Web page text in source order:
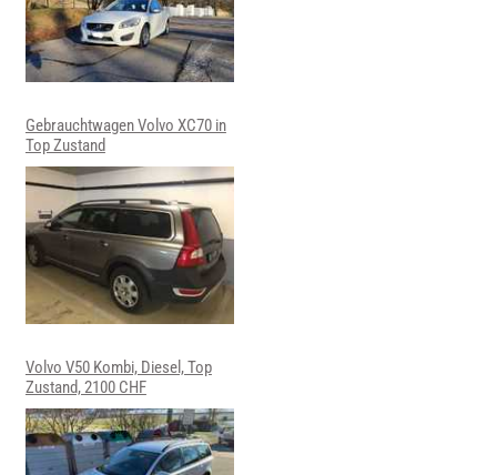
Gebrauchtwagen Volvo XC70 in
Top Zustand
Volvo V50 Kombi, Diesel, Top
Zustand, 2100 CHF